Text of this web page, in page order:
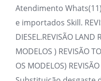
Atendimento
e importados Skill.
DIESEL.REVISÃO LAND
MODELOS ) REVISÃO
OS MODELOS)